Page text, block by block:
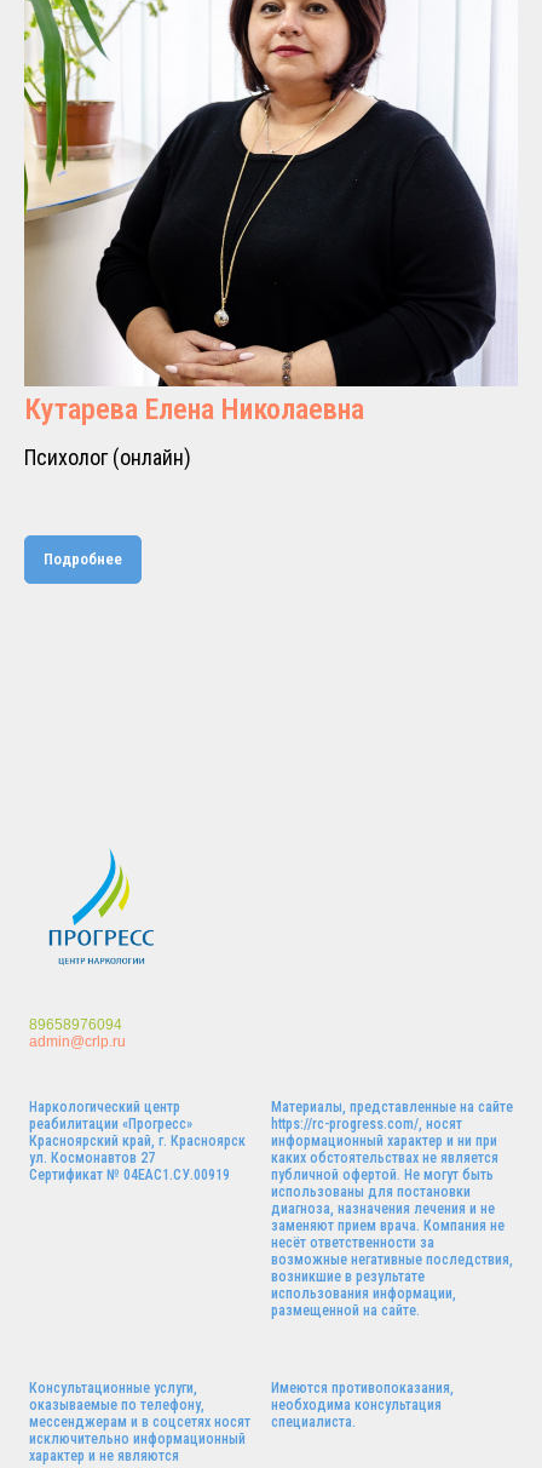
Кутарева Елена Николаевна
Психолог (онлайн)
Подробнее
89658976094
admin@crlp.ru
Наркологический центр
реабилитации «Прогресс»
Красноярский край, г. Красноярск
ул. Космонавтов 27
Сертификат № 04ЕАС1.СУ.00919
Материалы, представленные на сайте
https://rc-progress.com/, носят
информационный характер и ни при
каких обстоятельствах не является
публичной офертой. Не могут быть
использованы для постановки
диагноза, назначения лечения и не
заменяют прием врача. Компания не
несёт ответственности за
возможные негативные последствия,
возникшие в результате
использования информации,
размещенной на сайте.
Консультационные услуги,
оказываемые по телефону,
мессенджерам и в соцсетях носят
исключительно информационный
характер и не являются
Имеются противопоказания,
необходима консультация
специалиста.